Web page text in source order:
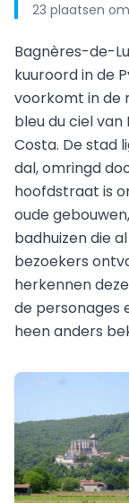
23 plaatsen
Bagnères-de-
kuuroord in de
voorkomt in de
bleu du ciel van
Costa. De stad
dal, omringd
hoofdstraat is
oude
badhuizen die
bezoekers
herkennen
de personages
heen anders